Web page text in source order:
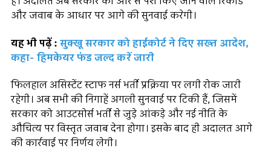
और जवाब के आधार पर आगे की सुनवाई करेगी।
यह भी पढ़ें : सुक्खू सरकार को हाईकोर्ट ने दिए सख्त आदेश,
कहा- हिमकेयर फंड जल्द करें जारी
फिलहाल असिस्टेंट स्टाफ नर्स भर्ती प्रक्रिया पर लगी रोक जारी
रहेगी। अब सभी की निगाहें अगली सुनवाई पर टिकी हैं, जिसमें
सरकार को आउटसोर्स भर्ती से जुड़े आंकड़े और नई नीति के
औचित्य पर विस्तृत जवाब देना होगा। इसके बाद ही अदालत आगे
की कार्रवाई पर निर्णय लेगी।